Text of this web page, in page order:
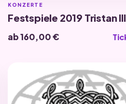
KONZERTE
Festspiele 2019 Tristan III
ab 160,00 €